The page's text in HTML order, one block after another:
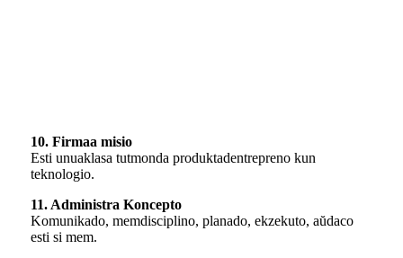
10. Firmaa misio
Esti unuaklasa tutmonda produktadentrepreno kun
teknologio.
11. Administra Koncepto
Komunikado, memdisciplino, planado, ekzekuto, aŭdaco
esti si mem.